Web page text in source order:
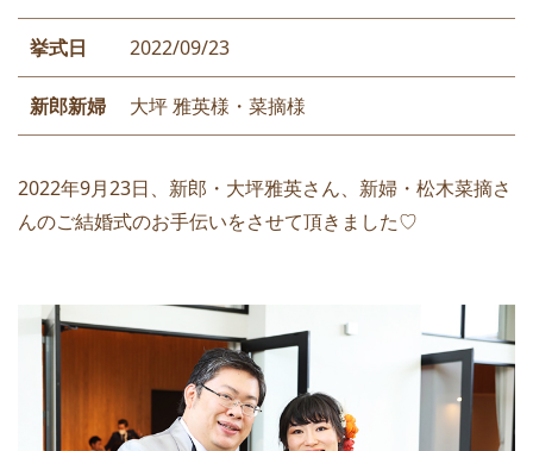
挙式日 2022/09/23
新郎新婦 大坪 雅英様・菜摘様
2022年9月23日、新郎・大坪雅英さん、新婦・松木菜摘さ
んのご結婚式のお手伝いをさせて頂きました♡